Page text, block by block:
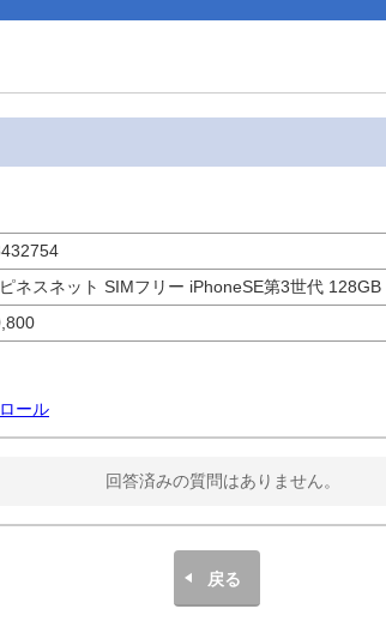
ネスネット SIMフリー iPhoneSE第3世代
ール
回答済みの質問はありません。
戻る